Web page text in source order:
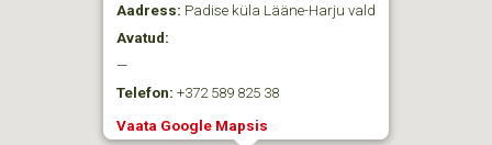
Aadress: Padise küla Lääne-Harju vald
Avatud:
—
Telefon: +372 589 825 38
Vaata Google Mapsis